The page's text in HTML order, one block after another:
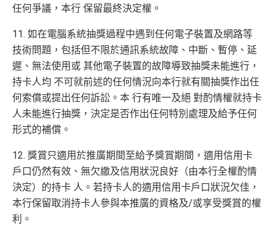
任何爭議，本行 保留最終決定權。
11. 如在電腦系統抽獎過程中遇到任何電子裝置及網路等
技術問題，包括但不限於通訊系統故障、中斷、暫停、延
遲、無法使用或 其他電子裝置的故障導致抽獎未能進行，
持卡人均 不可就前述的任何情況向本行就有關抽獎作出任
何索償或提出任何訴訟。本 行有唯一及絕 對酌情權就持卡
人未能進行抽獎，決定是否作出任何特別處理及給予任何
形式的補償。
12. 獎賞只適用於推廣期間至給予獎賞期間，適用信用卡
戶口仍然有效、無欠繳及信用狀況良好（由本行全權酌情
決定）的持卡 人。若持卡人的適用信用卡戶口狀況欠佳，
本行保留取消持卡人參與本推廣的資格及/或享受獎賞的權
利。